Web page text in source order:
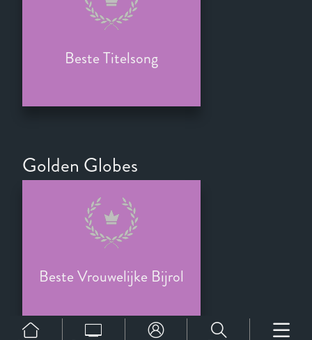
Beste Titelsong
Golden Globes
Beste Vrouwelijke Bijrol